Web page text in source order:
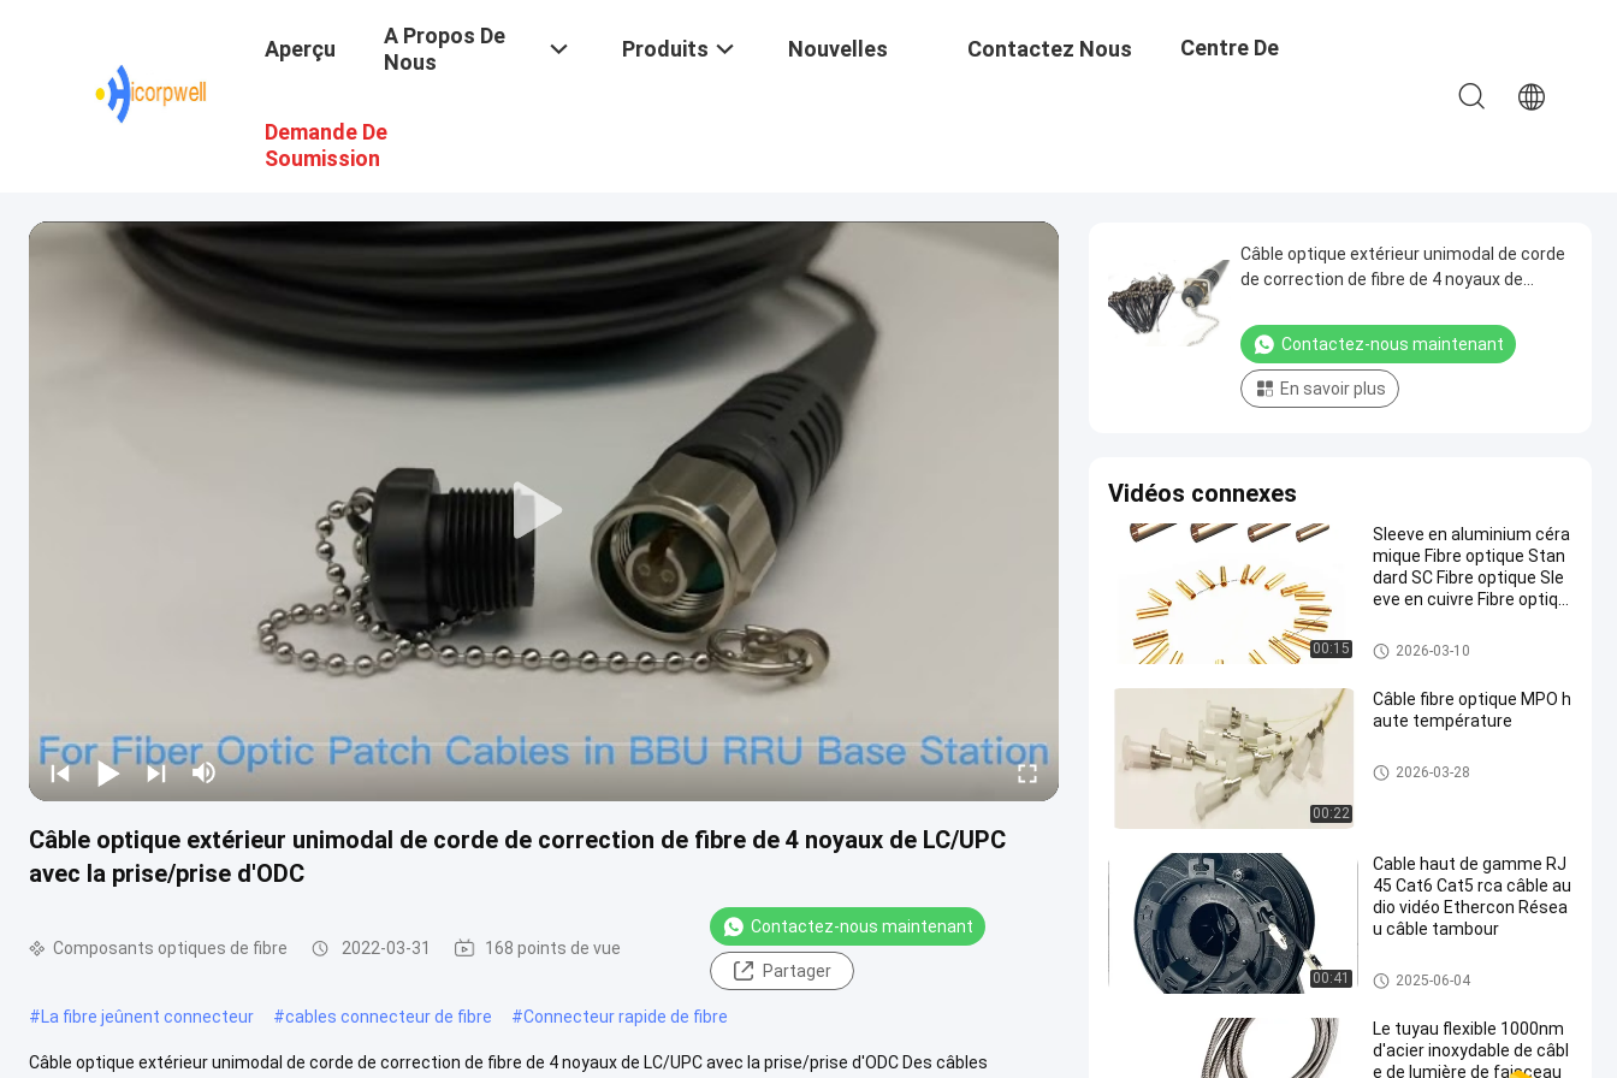
Aperçu
A Propos De
Nous
Produits Nouvelles Contactez Nous Centre De
Demande De
Soumission
Câble optique extérieur unimodal de corde de correction de fibre de 4 noyaux de LC/UPC
avec la prise/prise d'ODC
Composants optiques de fibre 2022-03-31 168 points de vue
Contactez-nous maintenant
Partager
#La fibre jeûnent connecteur #cables connecteur de fibre #Connecteur rapide de fibre
Câble optique extérieur unimodal de corde de correction de fibre de 4 noyaux de LC/UPC avec la prise/prise d'ODC Des câbles
Câble optique extérieur unimodal de corde
de correction de fibre de 4 noyaux de
Contactez-nous maintenant
En savoir plus
Vidéos connexes
00:15
Sleeve en aluminium céra
mique Fibre optique Stan
dard SC Fibre optique Sle
eve en cuivre Fibre optiqu
Composants optiques de fibre
2026-03-10
00:22
Câble fibre optique MPO h
aute température
câbles de fibre optique
2026-03-28
00:41
Cable haut de gamme RJ
45 Cat6 Cat5 rca câble au
dio vidéo Ethercon Résea
u câble tambour
Composants optiques de fibre
2025-06-04
Le tuyau flexible 1000nm
d'acier inoxydable de câbl
e de lumière de faisceau